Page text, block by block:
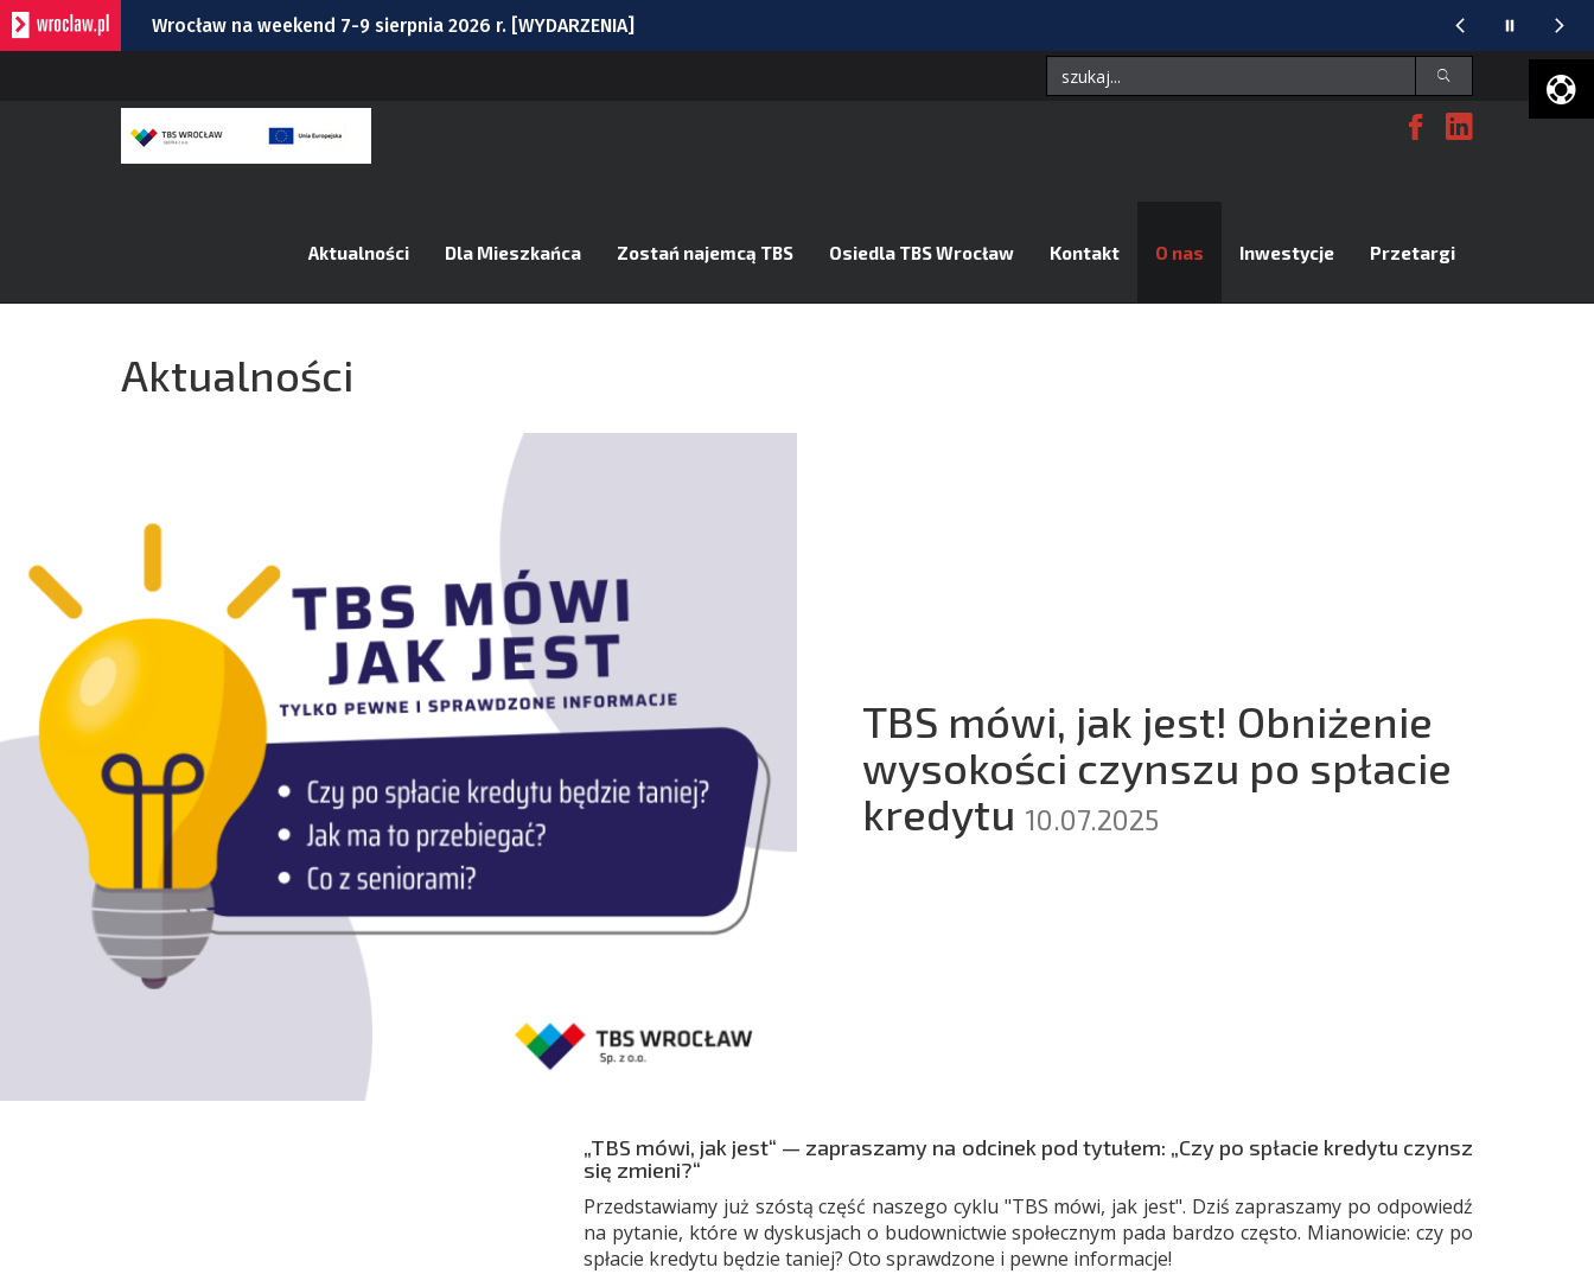
Wrocław na weekend 7-9 sierpnia 2026 r. [WYDARZENIA]
Uwaga kierowcy. Zmiany przy Traugutta i Dobrzyńskiej Facebook
Aktualności Dla Mieszkańca Zostań najemcą TBS Osiedla TBS Wrocław Kontakt O nas Inwestycje Przetargi
Aktualności
TBS mówi, jak jest! Obniżenie
wysokości czynszu po spłacie
kredytu 10.07.2025
„TBS mówi, jak jest“ — zapraszamy na odcinek pod tytułem: „Czy po spłacie kredytu czynsz
się zmieni?“
Przedstawiamy już szóstą część naszego cyklu "TBS mówi, jak jest". Dziś zapraszamy po odpowiedź
na pytanie, które w dyskusjach o budownictwie społecznym pada bardzo często. Mianowicie: czy po
spłacie kredytu będzie taniej? Oto sprawdzone i pewne informacje!